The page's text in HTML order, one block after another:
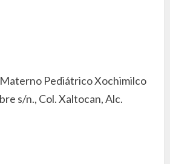
Pediátrico Xochimilco
s/n., Col. Xaltocan, Alc.